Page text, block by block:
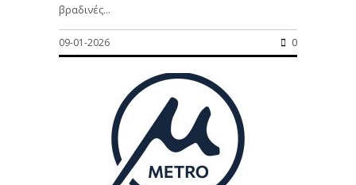
βραδινές...
09-01-2026 0